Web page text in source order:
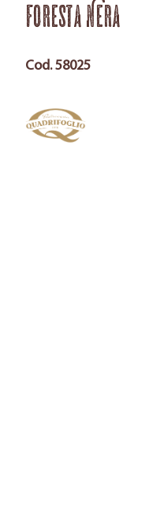
Foresta Nera
Cod. 58025